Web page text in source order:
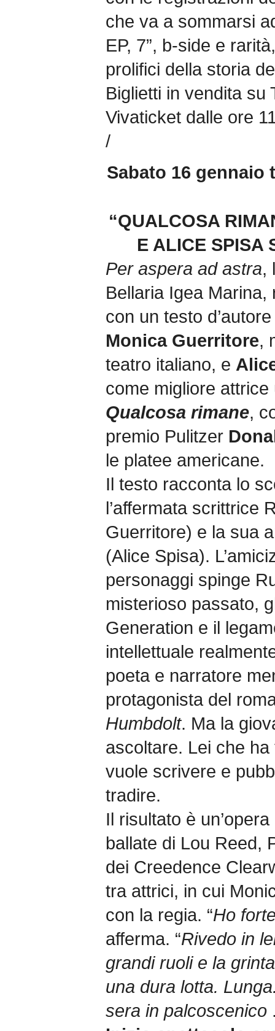
che va a sommarsi
EP, 7”, b-side e
prolifici della storia
Biglietti in vendita su
Vivaticket dalle ore
/
Sabato 16 gennaio
“QUALCOSA
E ALICE SPISA
Per aspera ad astra,
Bellaria Igea
con un testo
Monica Guerritore,
teatro italiano, e
come migliore
Qualcosa rimane,
premio Pulitzer
le platee americane.
Il testo racconta lo
l’affermata scrittrice
Guerritore) e la sua
(Alice Spisa).
personaggi spinge
misterioso passato,
Generation e il
intellettuale
poeta e narratore
protagonista del
Humbdolt. Ma la
ascoltare. Lei che
vuole scrivere e
tradire.
Il risultato è
ballate di Lou Reed,
dei Creedence
tra attrici, in cui
con la regia. “Ho
afferma. “Rivedo in
grandi ruoli e la
una dura lotta.
sera in palcoscenico